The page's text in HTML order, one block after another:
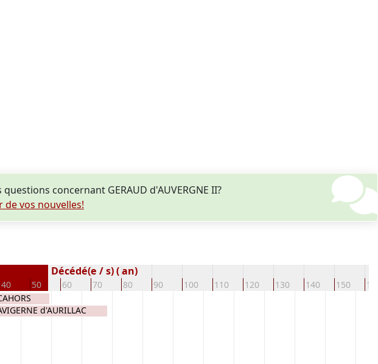
concernant GERAUD d'AUVERGNE II?
vos nouvelles!
40 50 60 70 80 90 100 110 120 130 140 150
Décédé(e / s) ( an)
d'AURILLAC